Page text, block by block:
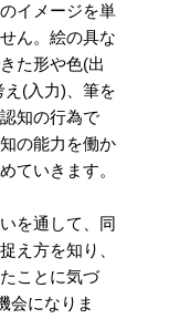
イメージを単
ん。絵の具な
た形や色(出
(入力)、筆を
知の行為で
の能力を働か
ていきます。
を通して、同
え方を知り、
ことに気づ
会になりま